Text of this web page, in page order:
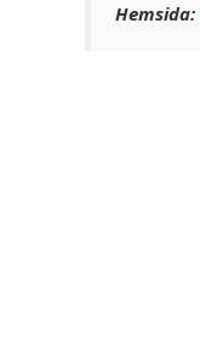
Hemsida: